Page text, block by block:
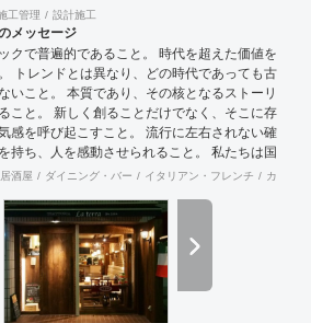
舗TOUCH TO GO、ANA FESTA株式会社、
ト・ファミマ!!・トモニーなどの無人決済デ
Sutto、桂由美ブライダルハウス
個人問わず実績多数。
工管理 設計施工
メッセージ
クで普遍的であること。 時代を超えた価値を
トレンドとは異なり、どの時代であっても古
いこと。 本質であり、その核となるストーリ
こと。 新しく創ることだけでなく、そこに存
感を呼び起こすこと。 流行に左右されない確
持ち、人を感動させられること。 私たちは国
感覚を持ちながら、 柔軟に設計デザインする
と考えています。
居酒屋 ダイニング・バー イタリアン・フレンチ カフェ